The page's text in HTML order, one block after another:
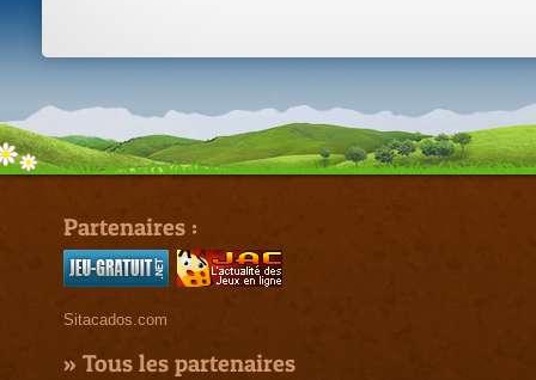
Partenaires :
Sitacados.com
» Tous les partenaires